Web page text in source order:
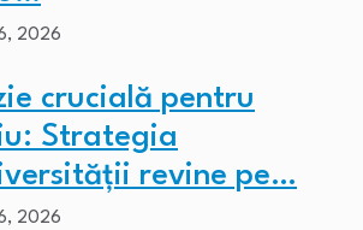
2026
crucială pentru
Strategia
revine pe…
2026